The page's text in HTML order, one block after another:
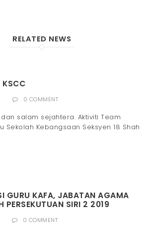
RELATED NEWS
KSCC
0 COMMENT
salam sejahtera. Aktiviti Team
Sekolah Kebangsaan Seksyen 18 Shah
GURU KAFA, JABATAN AGAMA
PERSEKUTUAN SIRI 2 2019
0 COMMENT